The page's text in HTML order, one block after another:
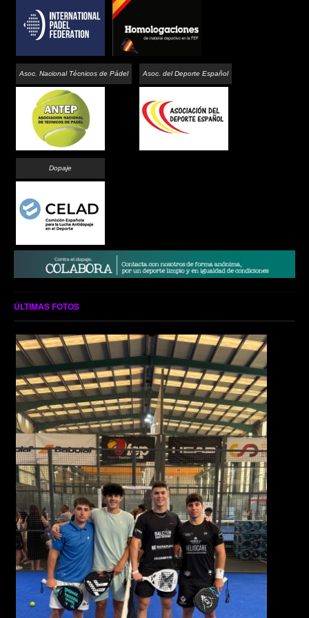
Asoc. Nacional Técnicos de Pádel Asoc. del Deporte Español
Dopaje
ÚLTIMAS FOTOS